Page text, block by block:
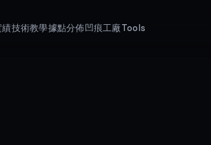
績技術教學據點分佈凹痕工廠Tools